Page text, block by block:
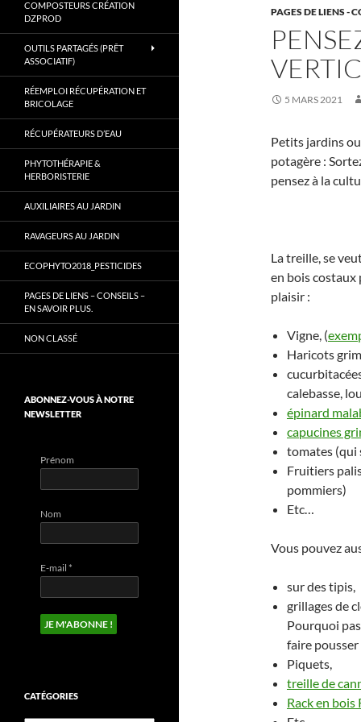
PAGES DE LIENS -
5 MARS 2021
Petits jardins
potagère :
pensez à la
La treille, se
en bois costaux
plaisir :
Vigne, (
Haricots
calebasse,
épinard
capucines
tomates (qui
Fruitiers
pommiers)
Etc…
Vous pouvez
sur des tipis,
grillages de
Pourquoi
faire
Piquets,
treille de
Rack en bois
Gard.
COMPOSTEURS CRÉATION
DZPROD
OUTILS PARTAGÉS (PRÊT
ASSOCIATIF)
RÉEMPLOI RÉCUPÉRATION ET
BRICOLAGE
RÉCUPÉRATEURS D’EAU
PHYTOTHÉRAPIE &
HERBORISTERIE
AUXILIAIRES AU JARDIN
RAVAGEURS AU JARDIN
ECOPHYTO2018_PESTICIDES
PAGES DE LIENS – CONSEILS –
EN SAVOIR PLUS.
NON CLASSÉ
ABONNEZ-VOUS À NOTRE
NEWSLETTER
Prénom
Nom
E-mail *
CATÉGORIES